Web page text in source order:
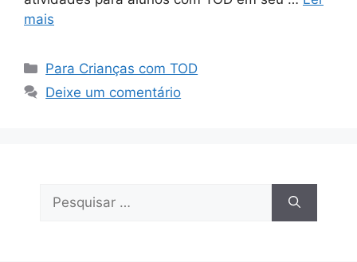
mais
Categorias
Para Crianças com TOD
Deixe um comentário
Pesquisar